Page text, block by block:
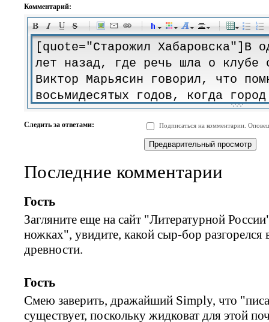
Комментарий:
-
-
-
-
-
-
-
-
-
-
-
-
-
-
-
-
-
-
-
-
-
-
-
Следить за ответами: Подписаться на комментарии.
Последние комментарии
Гость
Загляните еще на сайт "Литературной
ножках", увидите, какой сыр-бор
древности.
Гость
Смею заверить, дражайший Simply, что
существует, поскольку жидковат для этой